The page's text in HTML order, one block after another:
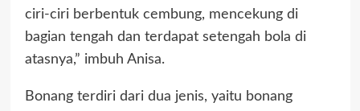
ciri-ciri berbentuk cembung, mencekung di
bagian tengah dan terdapat setengah bola di
atasnya,” imbuh Anisa.
Bonang terdiri dari dua jenis, yaitu bonang